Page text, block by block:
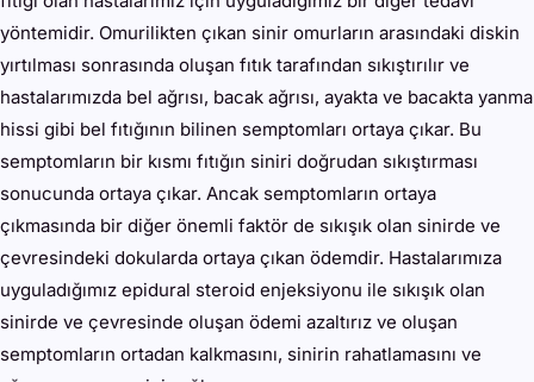
yöntemidir. Omurilikten çıkan sinir omurların arasındaki diskin
yırtılması sonrasında oluşan fıtık tarafından sıkıştırılır ve
hastalarımızda bel ağrısı, bacak ağrısı, ayakta ve bacakta yanma
hissi gibi bel fıtığının bilinen semptomları ortaya çıkar. Bu
semptomların bir kısmı fıtığın siniri doğrudan sıkıştırması
sonucunda ortaya çıkar. Ancak semptomların ortaya
çıkmasında bir diğer önemli faktör de sıkışık olan sinirde ve
çevresindeki dokularda ortaya çıkan ödemdir. Hastalarımıza
uyguladığımız epidural steroid enjeksiyonu ile sıkışık olan
sinirde ve çevresinde oluşan ödemi azaltırız ve oluşan
semptomların ortadan kalkmasını, sinirin rahatlamasını ve